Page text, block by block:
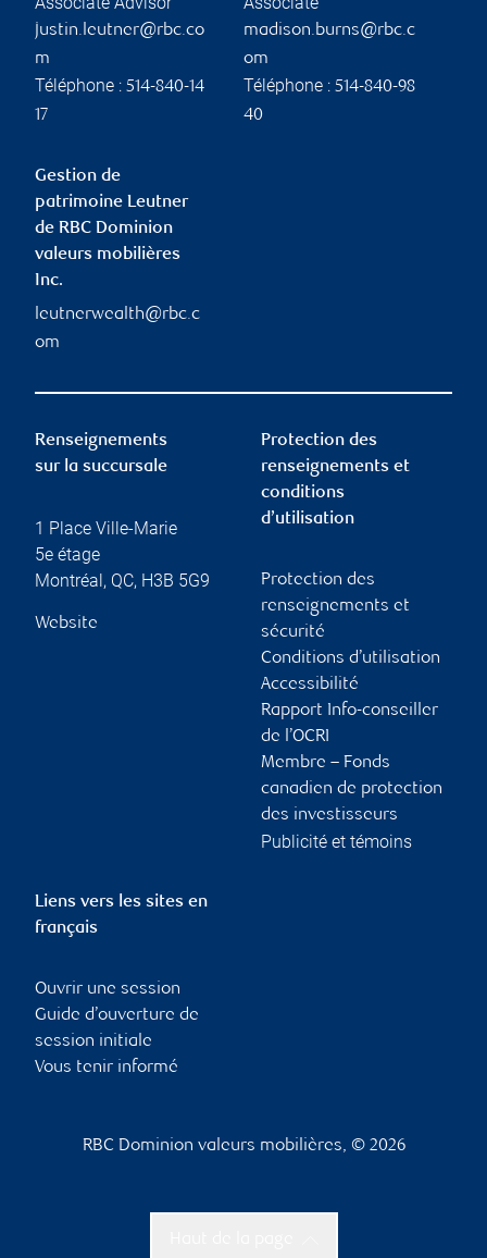
justin.leutner@rbc.co
m
Téléphone : 514-840-14
17
madison.burns@rbc.c
om
Téléphone : 514-840-98
40
Gestion de
patrimoine Leutner
de RBC Dominion
valeurs mobilières
Inc.
leutnerwealth@rbc.c
om
Renseignements
sur la succursale
1 Place Ville-Marie
5e étage
Montréal, QC, H3B 5G9
Website
Protection des
renseignements et
conditions
d’utilisation
Protection des
renseignements et
sécurité
Conditions d’utilisation
Accessibilité
Rapport Info-conseiller
de l’OCRI
Membre – Fonds
canadien de protection
des investisseurs
Publicité et témoins
Liens vers les sites en
français
Ouvrir une session
Guide d’ouverture de
session initiale
Vous tenir informé
RBC Dominion valeurs mobilières, © 2026